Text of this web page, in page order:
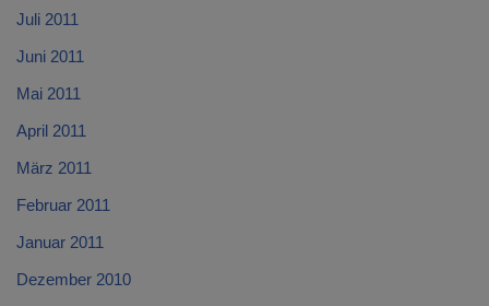
Juli 2011
Juni 2011
Mai 2011
April 2011
März 2011
Februar 2011
Januar 2011
Dezember 2010